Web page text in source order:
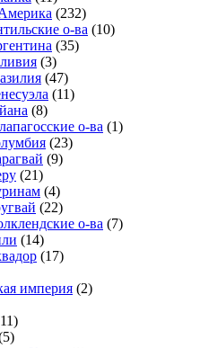
(232)
о-ва (10)
(35)
(3)
(47)
(11)
(8)
о-ва (1)
(23)
(9)
(21)
(4)
(22)
о-ва (7)
(14)
(17)
империя (2)